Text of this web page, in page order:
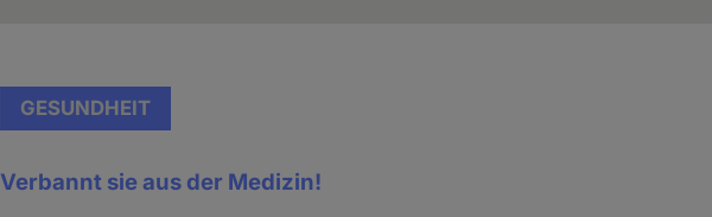
GESUNDHEIT
Verbannt sie aus der Medizin!